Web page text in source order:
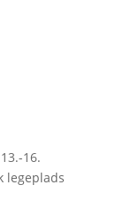
16.
legeplads